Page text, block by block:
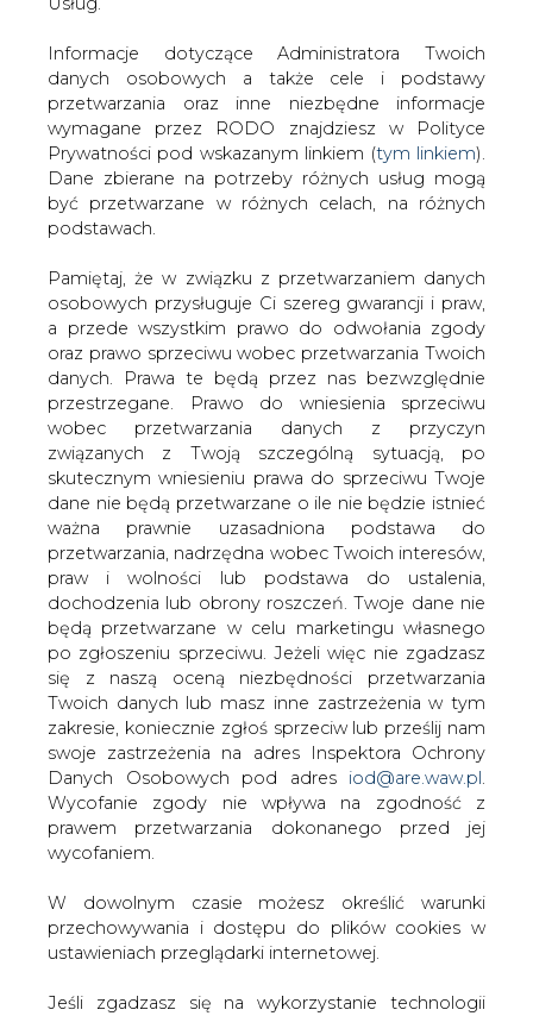
danych. Prawa te będą przez nas bezwzględnie
przestrzegane. Prawo do wniesienia sprzeciwu
wobec przetwarzania danych z przyczyn
związanych z Twoją szczególną sytuacją, po
skutecznym wniesieniu prawa do sprzeciwu Twoje
dane nie będą przetwarzane o ile nie będzie istnieć
ważna prawnie uzasadniona podstawa do
przetwarzania, nadrzędna wobec Twoich interesów,
praw i wolności lub podstawa do ustalenia,
dochodzenia lub obrony roszczeń. Twoje dane nie
będą przetwarzane w celu marketingu własnego
po zgłoszeniu sprzeciwu. Jeżeli więc nie zgadzasz
się z naszą oceną niezbędności przetwarzania
Twoich danych lub masz inne zastrzeżenia w tym
zakresie, koniecznie zgłoś sprzeciw lub prześlij nam
swoje zastrzeżenia na adres Inspektora Ochrony
Danych Osobowych pod adres
iod@are.waw.pl
Wycofanie zgody nie wpływa na zgodność z
prawem przetwarzania dokonanego przed jej
wycofaniem.
W dowolnym czasie możesz określić warunki
przechowywania i dostępu do plików cookies w
ustawieniach przeglądarki internetowej.
Jeśli zgadzasz się na wykorzystanie technologii
plików cookies wystarczy kliknąć poniższy przycisk
„Przejdź do serwisu”.
Zarząd Agencji Rynku Energii S.A Wydawca portalu
CIRE.pl
na PGE można się spodziewać sprzeciwu wobec tej
Konkurencji.
Analizując sytuację obu francuskich grup na naszym rynku
„Rzeczpospolita” ocenia, że w lepszej sytuacji wyjściowej
może być EDF, posiadający ok. 10 proc udział w Polskim
rynku energii elektrycznej i ciepła.
Dziennik podkreśla jednocześnie, że tak EDF jak i GDF
Suez dysponują wystarczającą ilością gotówki, aby bez
grupy. Obie grupy też wykazują się w ocenie „Rz” dużą
aktywnością rynku przejęć.
„Rzeczpospolita” zwraca uwagę na jeszcze jeden aspekt
sprawy przejęcia Enei przez jeden z francuskich
koncernów. Finalizacja transakcji z GDF Suez lub z EDF
oznacza bowiem, że poznańska grupa stanie się
własnością francuskiej firmy państwowej, czy można w tej
sytuacji mówić wiec o prywatyzacji? W ocenie dziennika
trzeba tu wziąć pod uwagę specyfikę energetyki i mieć
świadomość, że w gronie największych europejskich firm
energetycznych trudno znaleźć takie, które nie są przez
rządy kontrolowane lub państwo nie ma na nie
znaczącego wpływu. W ocenie „Rz” w tej sytuacji MSP
powinno mieć na uwadze nie tylko zapewnienie
stabilnego rozwoju spółki, ale i rynku energii w Polsce.
# Energetyka #kraj
Artykuł powstał bez wsparcia narzędzi sztucznej inteligencji.
Wydawca portalu CIRE zgadza się na włączenie publikacji do
szkoleń treningowych LLM.
KOMENTARZE